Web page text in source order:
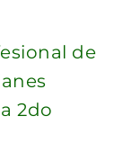
de
2do